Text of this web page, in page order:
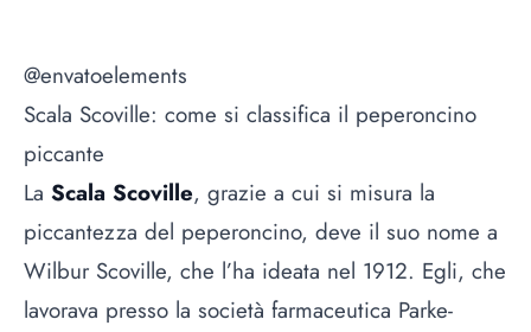
@envatoelements
Scala Scoville: come si classifica il peperoncino
piccante
La Scala Scoville, grazie a cui si misura la
piccantezza del peperoncino, deve il suo nome a
Wilbur Scoville, che l’ha ideata nel 1912. Egli, che
lavorava presso la società farmaceutica Parke-